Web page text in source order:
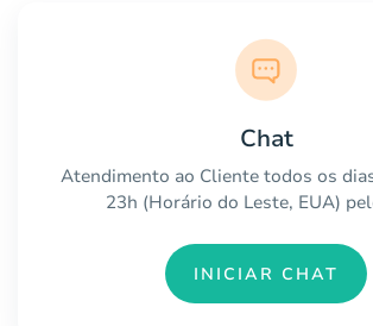
Chat
Atendimento ao Cliente todos os
23h (Horário do Leste, EUA)
INICIAR CHAT